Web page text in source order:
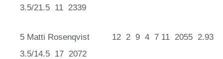
3.5/21.5 11 2339
5 Matti Rosenqvist 12 2 9 4 7 11 2055 2.93
3.5/14.5 17 2072